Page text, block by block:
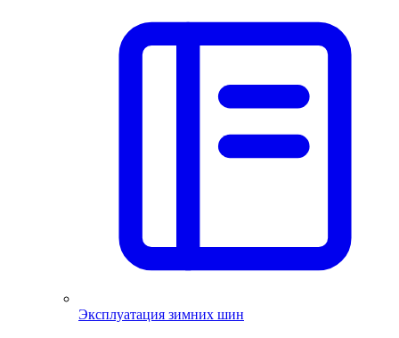
Эксплуатация зимних шин